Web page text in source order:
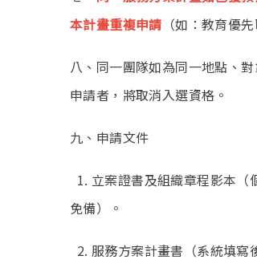
本計畫重複申請 （如：教育優
八、同一團隊如為同一地點、
申請者，將取消入選資格。
九、申請文件
1. 立案證書及組織章程影本
免備）。
2. 服務方案計畫書（系統填寫